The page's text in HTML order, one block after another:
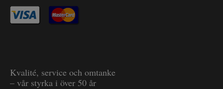
Kvalité, service och omtanke
– vår styrka i över 50 år